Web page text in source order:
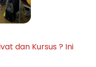
dan Kursus ? Ini